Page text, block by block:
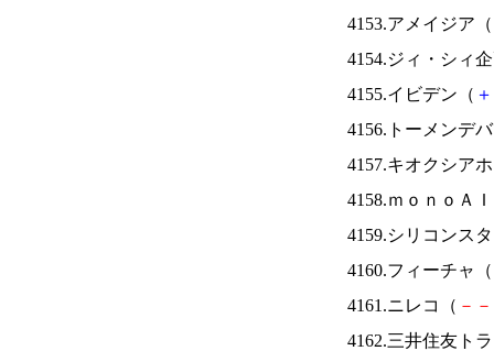
4153.アメイジア（
4154.ジィ・シィ
4155.イビデン（ ＋
4156.トーメンデ
4157.キオクシア
4158.ｍｏｎｏＡ
4159.シリコンス
4160.フィーチャ（
4161.ニレコ（ － －
4162.三井住友ト